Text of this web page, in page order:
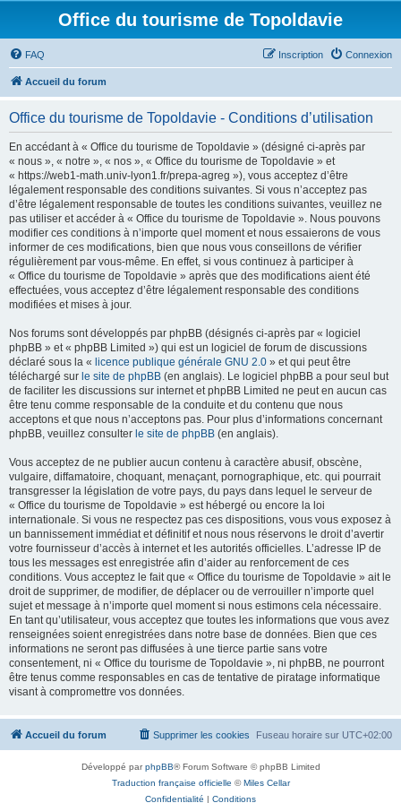
Office du tourisme de Topoldavie
FAQ Connexion
Inscription
Accueil du forum
Office du tourisme de Topoldavie - Conditions d’utilisation
En accédant à « Office du tourisme de Topoldavie » (désigné ci-après par
« nous », « notre », « nos », « Office du tourisme de Topoldavie » et
« https://web1-math.univ-lyon1.fr/prepa-agreg »), vous acceptez d’être
légalement responsable des conditions suivantes. Si vous n’acceptez pas
d’être légalement responsable de toutes les conditions suivantes, veuillez ne
pas utiliser et accéder à « Office du tourisme de Topoldavie ». Nous pouvons
modifier ces conditions à n’importe quel moment et nous essaierons de vous
informer de ces modifications, bien que nous vous conseillons de vérifier
régulièrement par vous-même. En effet, si vous continuez à participer à
« Office du tourisme de Topoldavie » après que des modifications aient été
effectuées, vous acceptez d’être légalement responsable des conditions
modifiées et mises à jour.
Nos forums sont développés par phpBB (désignés ci-après par « logiciel
phpBB » et « phpBB Limited ») qui est un logiciel de forum de discussions
déclaré sous la « licence publique générale GNU 2.0 » et qui peut être
téléchargé sur le site de phpBB (en anglais). Le logiciel phpBB a pour seul but
de faciliter les discussions sur internet et phpBB Limited ne peut en aucun cas
être tenu comme responsable de la conduite et du contenu que nous
acceptons et que nous n’acceptons pas. Pour plus d’informations concernant
phpBB, veuillez consulter le site de phpBB (en anglais).
Vous acceptez de ne publier aucun contenu à caractère abusif, obscène,
vulgaire, diffamatoire, choquant, menaçant, pornographique, etc. qui pourrait
transgresser la législation de votre pays, du pays dans lequel le serveur de
« Office du tourisme de Topoldavie » est hébergé ou encore la loi
internationale. Si vous ne respectez pas ces dispositions, vous vous exposez à
un bannissement immédiat et définitif et nous nous réservons le droit d’avertir
votre fournisseur d’accès à internet et les autorités officielles. L’adresse IP de
tous les messages est enregistrée afin d’aider au renforcement de ces
conditions. Vous acceptez le fait que « Office du tourisme de Topoldavie » ait le
droit de supprimer, de modifier, de déplacer ou de verrouiller n’importe quel
sujet et message à n’importe quel moment si nous estimons cela nécessaire.
En tant qu’utilisateur, vous acceptez que toutes les informations que vous avez
renseignées soient enregistrées dans notre base de données. Bien que ces
informations ne seront pas diffusées à une tierce partie sans votre
consentement, ni « Office du tourisme de Topoldavie », ni phpBB, ne pourront
être tenus comme responsables en cas de tentative de piratage informatique
visant à compromettre vos données.
Accueil du forum Fuseau horaire sur UTC+02:00
Supprimer les cookies
Développé parphpBB® Forum Software © phpBB Limited
Traduction française officielle ©Miles Cellar
Confidentialité | Conditions